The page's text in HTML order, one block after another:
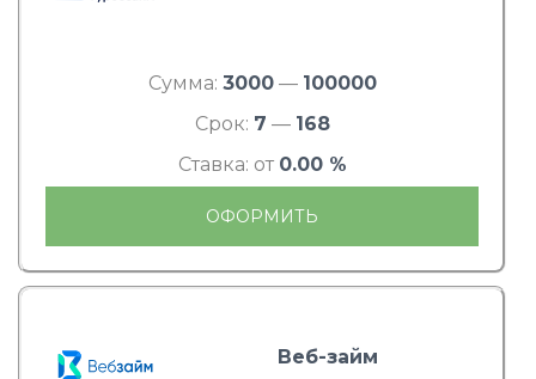
Сумма: 3000— 100000
Срок: 7 — 168
Ставка: от 0.00 %
ОФОРМИТЬ
Веб-займ